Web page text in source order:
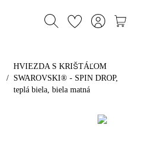
/
HVIEZDA S KRIŠTÁĽOM
SWAROVSKI® - SPIN DROP,
teplá biela, biela matná